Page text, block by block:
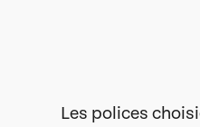
Les polices